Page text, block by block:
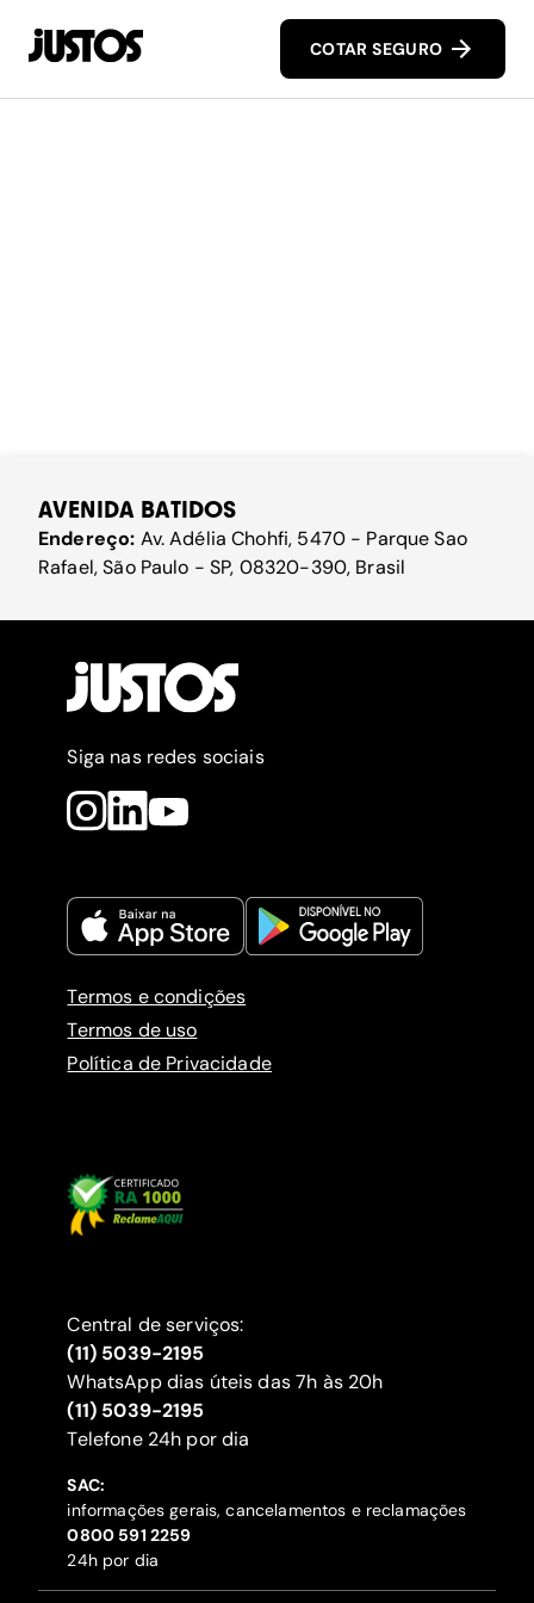
COTAR SEGURO
AVENIDA BATIDOS
Endereço: Av. Adélia Chohfi, 5470 - Parque Sao
Rafael, São Paulo - SP, 08320-390, Brasil
Siga nas redes sociais
Termos e condições
Termos de uso
Política de Privacidade
Central de serviços:
(11) 5039-2195
WhatsApp dias úteis das 7h às 20h
(11) 5039-2195
‍Telefone 24h por dia
SAC:
informações gerais, cancelamentos e reclamações
‍0800 591 2259
24h por dia